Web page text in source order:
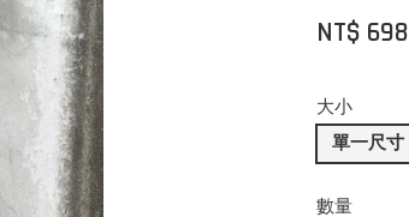
NT$
大小
單一尺寸
數量